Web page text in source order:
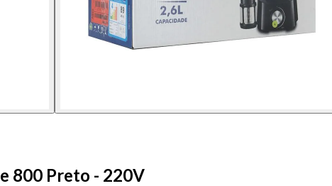
800 Preto - 220V